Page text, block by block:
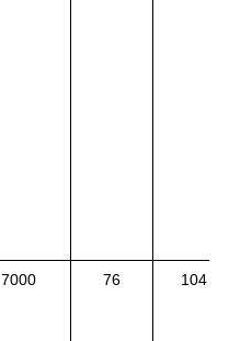
7000 76 104